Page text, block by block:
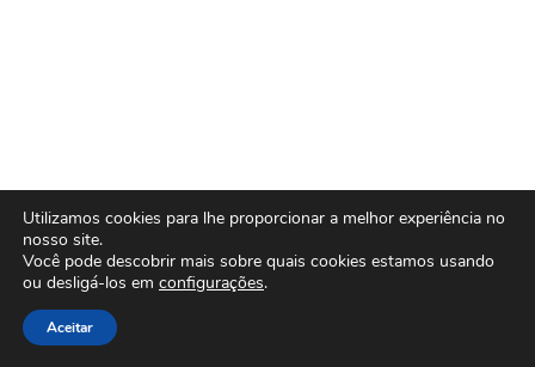
Utilizamos cookies para lhe proporcionar a melhor experiência no
nosso site.
Você pode descobrir mais sobre quais cookies estamos usando
ou desligá-los em configurações.
Aceitar